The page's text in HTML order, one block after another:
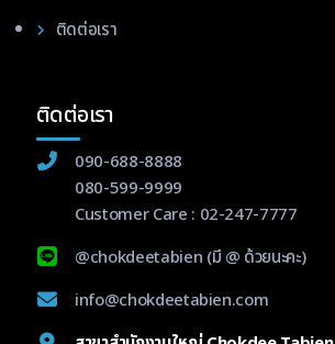
ติดต่อเรา
ติดต่อเรา
090-688-8888
080-599-9999
Customer Care : 02-247-7777
@chokdeetabien (มี @ ด้วยนะคะ)
info@chokdeetabien.com